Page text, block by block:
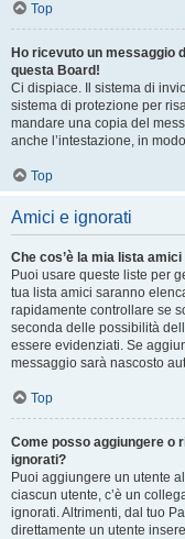
Top
Ho ricevuto un messaggio
questa Board!
Ci dispiace. Il sistema di
sistema di protezione per
mandare una copia del
anche l’intestazione, in
Top
Amici e ignorati
Che cos’è la mia lista
Puoi usare queste liste per
tua lista amici saranno
rapidamente controllare se
seconda delle possibilità
essere evidenziati. Se
messaggio sarà nascosto
Top
Come posso aggiungere o
ignorati?
Puoi aggiungere un utente
ciascun utente, c’è un
ignorati. Altrimenti, dal tuo
direttamente un utente